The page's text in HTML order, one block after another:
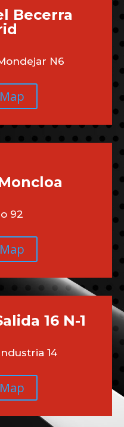
Becerra
N6
92
16 N-1
14